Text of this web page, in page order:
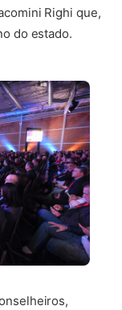
Righi que,
do estado.